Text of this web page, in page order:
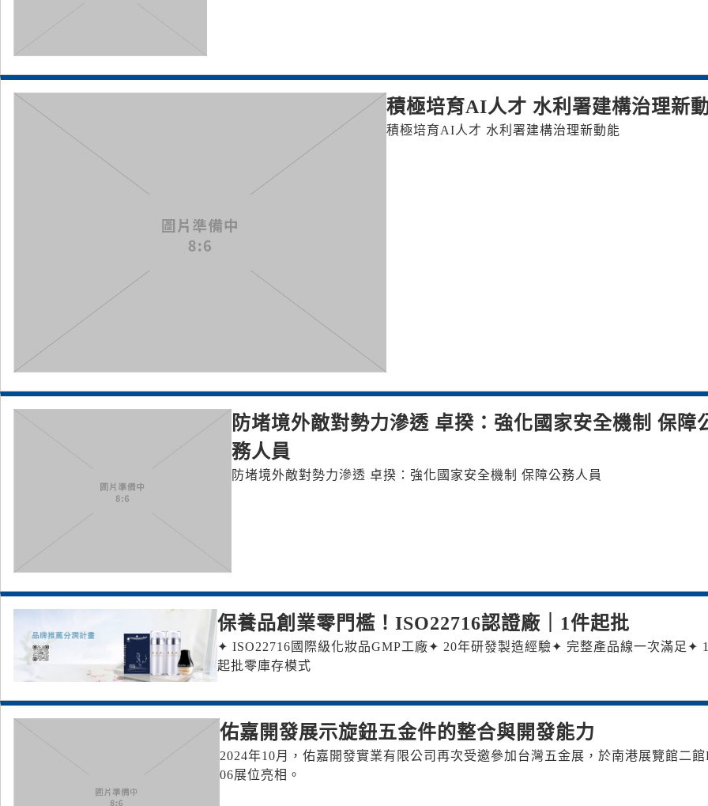
積極培育AI人才 水利署建構治理新
積極培育AI人才 水利署建構治理新動能
防堵境外敵對勢力滲透 卓揆：強化國家安全機制 保障
務人員
防堵境外敵對勢力滲透 卓揆：強化國家安全機制 保障公務人員
保養品創業零門檻！ISO22716認證廠｜1件起批
✦ ISO22716國際級化妝品GMP工廠 ✦ 20年研發製造經驗 ✦ 完整產品線一次滿足 ✦
起批零庫存模式
佑嘉開發展示旋鈕五金件的整合與開發能力
2024年10月，佑嘉開發實業有限公司再次受邀參加台灣五金展，於南港展覽館二館
06展位亮相。